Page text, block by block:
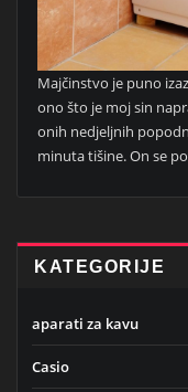
Majčinstvo je puno
ono što je moj sin
onih nedjeljnih
minuta tišine. On se
KATEGORIJE
aparati za kavu
Casio